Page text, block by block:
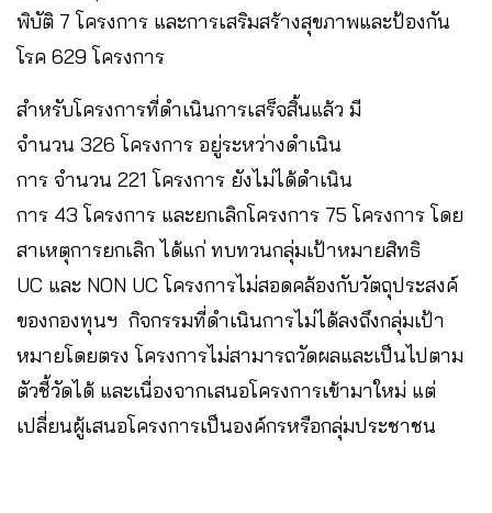
พิบัติ 7 โครงการ และการเสริมสร้างสุขภาพและป้องกัน
โรค 629 โครงการ
สำหรับโครงการที่ดำเนินการเสร็จสิ้นแล้ว มี
จำนวน 326 โครงการ อยู่ระหว่างดำเนิน
การ จำนวน 221 โครงการ ยังไม่ได้ดำเนิน
การ 43 โครงการ และยกเลิกโครงการ 75 โครงการ โดย
สาเหตุการยกเลิก ได้แก่ ทบทวนกลุ่มเป้าหมายสิทธิ
UC และ NON UC โครงการไม่สอดคล้องกับวัตถุประสงค์
ของกองทุนฯ กิจกรรมที่ดำเนินการไม่ได้ลงถึงกลุ่มเป้า
หมายโดยตรง โครงการไม่สามารถวัดผลและเป็นไปตาม
ตัวชี้วัดได้ และเนื่องจากเสนอโครงการเข้ามาใหม่ แต่
เปลี่ยนผู้เสนอโครงการเป็นองค์กรหรือกลุ่มประชาชน